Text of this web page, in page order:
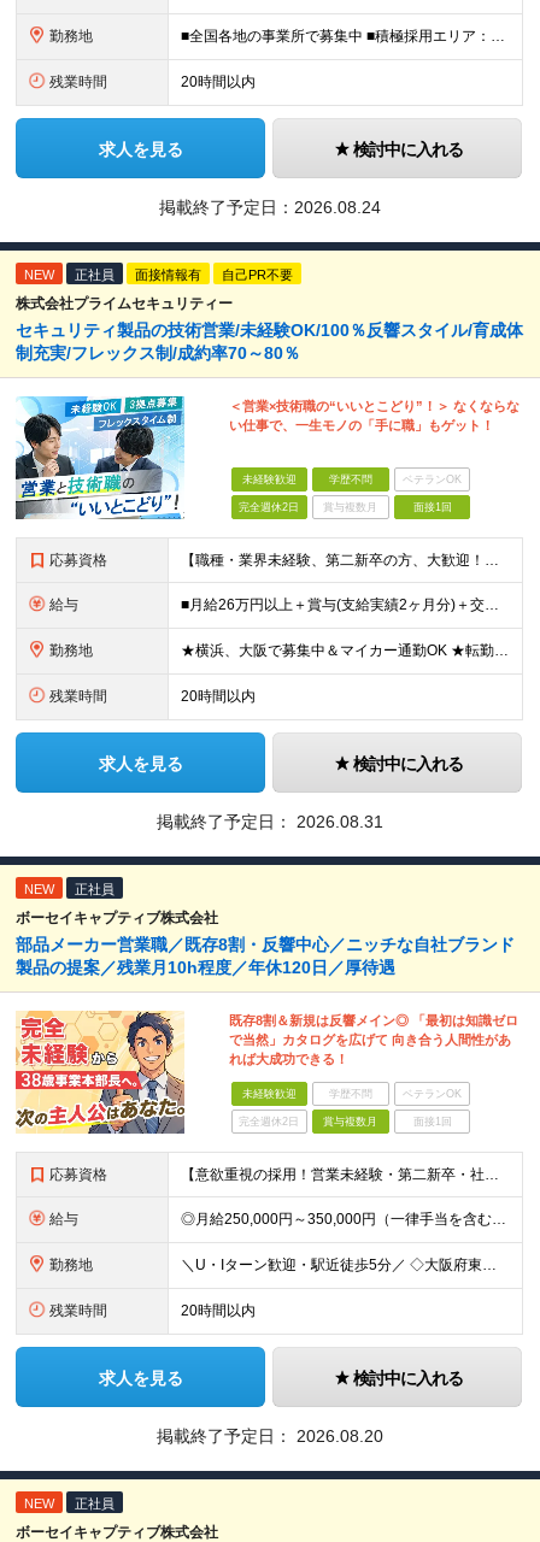
勤務地 ■全国各地の事業所で募集中 ■積極採用エリア：東京・神奈川・埼玉・千葉・愛知 ※希望の勤務地で働ける！通勤可能な事業所を選定していきます ※地元に戻って働きたいUターン希望者も歓迎します！ ※社用車を
残業時間 20時間以内
求人を見る 検討中に入れる
掲載終了予定日： 2026.08.24
NEW 正社員 面接情報有 自己PR不要
株式会社プライムセキュリティー
セキュリティ製品の技術営業/未経験OK/100％反響スタイル/育成体
制充実/フレックス制/成約率70～80％
＜営業×技術職の“いいとこどり”！＞ なくならな
い仕事で、一生モノの「手に職」もゲット！
未経験歓迎 学歴不問 ベテランOK
完全週休2日 賞与複数月 面接1回
応募資格 【職種・業界未経験、第二新卒の方、大歓迎！】 ■未経験OK ■学歴不問 ■普通自動車免許をお持ちの方（AT限定可） ≪こんな方にピッタリです！≫ ・未経験から「手に職」をつけて将来の安心を手に入れた
給与 ■月給26万円以上＋賞与(支給実績2ヶ月分)＋交通費 ★6月からはチームインセンティブも新たに導入予定！ ※スキル・経験を考慮の上、決定いたします ※上記には見込み残業代2万円以上（24時間分）を含
勤務地 ★横浜、大阪で募集中＆マイカー通勤OK ★転勤はありません ★希望の勤務地に配属します 【本社】 神奈川県横浜市戸塚区矢部町65 イェルコローレビル1F 【大阪オフィス】 大阪府大阪市北区池田町2
残業時間 20時間以内
求人を見る 検討中に入れる
掲載終了予定日： 2026.08.31
NEW 正社員
ボーセイキャプティブ株式会社
部品メーカー営業職／既存8割・反響中心／ニッチな自社ブランド
製品の提案／残業月10h程度／年休120日／厚待遇
既存8割＆新規は反響メイン◎ 「最初は知識ゼロ
で当然」カタログを広げて 向き合う人間性があ
れば大成功できる！
未経験歓迎 学歴不問 ベテランOK
完全週休2日 賞与複数月 面接1回
応募資格 【意欲重視の採用！営業未経験・第二新卒・社会人デビュー大歓迎！】 ★これまでの経歴やスキルは一切問いません。 16名の中途メンバーのうち10名が「初めての正社員」として入社し、 大活躍しています！
給与 ◎月給250,000円～350,000円（一律手当を含む） ※給与は経験・能力等を考慮の上、決定します。 ■昇給：1回（4月） ■賞与：年2回（6月、12月） ※業績に応じて支給／10期連続で支給実
勤務地 ＼U・Iターン歓迎・駅近徒歩5分／ ◇大阪府東大阪市長田東3-3-32 東洋交易ビル6F
残業時間 20時間以内
求人を見る 検討中に入れる
掲載終了予定日： 2026.08.20
NEW 正社員
ボーセイキャプティブ株式会社